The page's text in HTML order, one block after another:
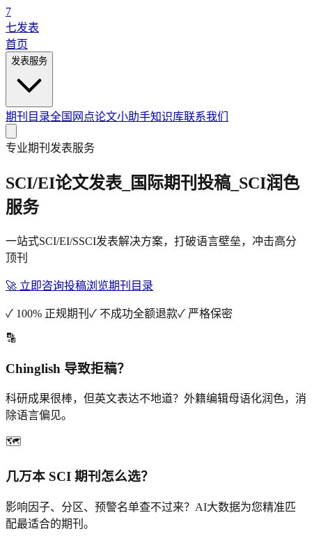
7
七发表
首页
发表服务
期刊目录全国网点论文小助手知识库联系我们
专业期刊发表服务
SCI/EI论文发表_国际期刊投稿_SCI润色
服务
一站式SCI/EI/SSCI发表解决方案，打破语言壁垒，冲击高分
顶刊
🚀 立即咨询投稿浏览期刊目录
✓ 100% 正规期刊 ✓ 不成功全额退款✓ 严格保密
🔡
Chinglish 导致拒稿？
科研成果很棒，但英文表达不地道？外籍编辑母语化润色，消
除语言偏见。
🗺️
几万本 SCI 期刊怎么选？
影响因子、分区、预警名单查不过来？AI大数据为您精准匹
配最适合的期刊。